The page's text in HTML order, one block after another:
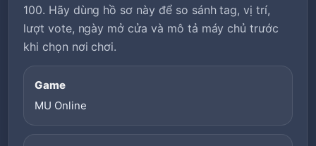
100. Hãy dùng hồ sơ này để so sánh tag, vị trí,
lượt vote, ngày mở cửa và mô tả máy chủ trước
khi chọn nơi chơi.
Game
MU Online